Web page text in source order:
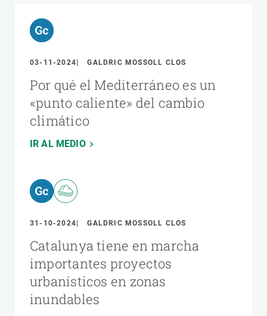
03-11-2024 GALDRIC MOSSOLL CLOS
Por qué el Mediterráneo es un
«punto caliente» del cambio
climático
IR AL MEDIO
31-10-2024 GALDRIC MOSSOLL CLOS
Catalunya tiene en marcha
importantes proyectos
urbanísticos en zonas
inundables